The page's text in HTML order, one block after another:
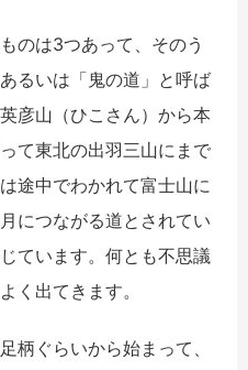
のは3つあって、そのう
るいは「鬼の道」と呼ば
彦山（ひこさん）から本
て東北の出羽三山にまで
途中でわかれて富士山に
につながる道とされてい
ています。何とも不思議
く出てきます。
柄ぐらいから始まって、